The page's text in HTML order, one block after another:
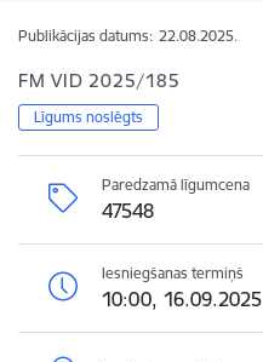
Publikācijas datums: 22.08.2025.
FM VID 2025/185
Līgums noslēgts
Paredzamā līgumcena
47548
Iesniegšanas termiņš
10:00, 16.09.2025